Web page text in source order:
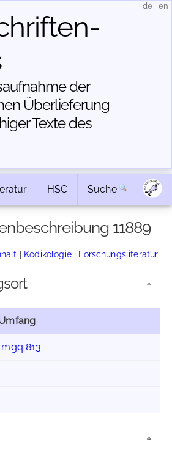
der
Über­lieferung
Texte des
de en
HSC Suche
11889
| Kodikologie| Forschungsliteratur
mgq 813